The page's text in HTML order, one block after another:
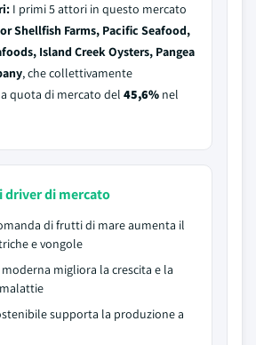
I primi 5 attori in questo mercato
Shellfish Farms, Pacific Seafood,
Island Creek Oysters, Pangea
, che collettivamente
quota di mercato del 45,6% nel
driver di mercato
di frutti di mare aumenta il
e vongole
migliora la crescita e la
supporta la produzione a